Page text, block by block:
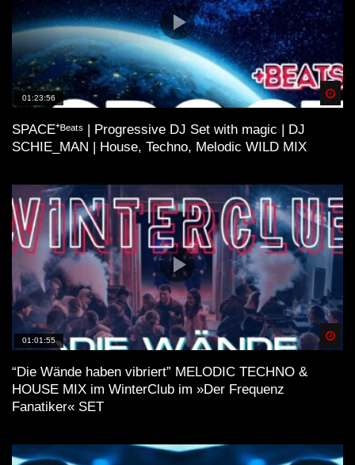
01:23:56
SPACE⁺ᴮᵉᵃᵗˢ | Progressive DJ Set with magic | DJ
SCHIE_MAN | House, Techno, Melodic WILD MIX
01:01:55
“Die Wände haben vibriert” MELODIC TECHNO &
HOUSE MIX im WinterClub im »Der Frequenz
Fanatiker« SET